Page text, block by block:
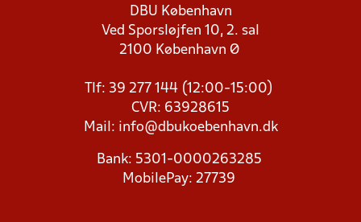
DBU København
Ved Sporsløjfen 10, 2. sal
2100 København Ø
Tlf: 39 277 144 (12:00-15:00)
CVR: 63928615
Mail: info@dbukoebenhavn.dk
Bank: 5301-0000263285
MobilePay: 27739